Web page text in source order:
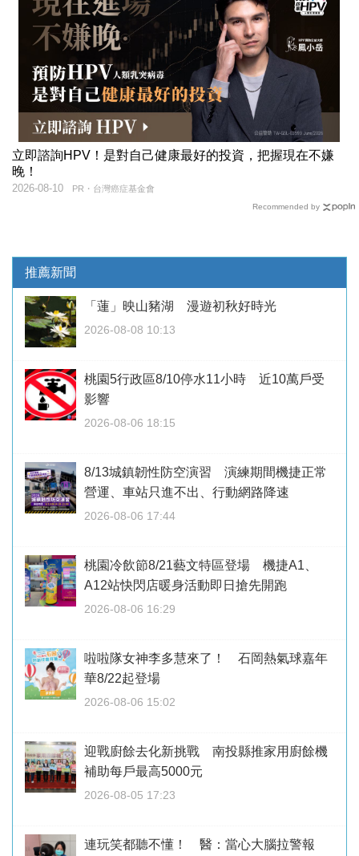
立即諮詢HPV！是對自己健康最好的投資，把握現在不嫌
晚！
PR・台灣癌症基金會
2026-08-10
Recommended by
推薦新聞
「蓮」映山豬湖 漫遊初秋好時光
2026-08-08 10:13
桃園5行政區8/10停水11小時 近10萬戶受
影響
2026-08-06 18:15
8/13城鎮韌性防空演習 演練期間機捷正常
營運、車站只進不出、行動網路降速
2026-08-06 17:44
桃園冷飲節8/21藝文特區登場 機捷A1、
A12站快閃店暖身活動即日搶先開跑
2026-08-06 16:29
啦啦隊女神李多慧來了！ 石岡熱氣球嘉年
華8/22起登場
2026-08-06 15:02
迎戰廚餘去化新挑戰 南投縣推家用廚餘機
補助每戶最高5000元
2026-08-05 17:23
連玩笑都聽不懂！ 醫：當心大腦拉警報